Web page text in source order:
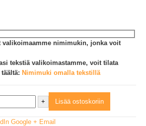
valikoimaamme nimimukin, jonka voit
tekstiä valikoimastamme, voit tilata
Nimimuki omalla tekstillä
+ Lisää ostoskoriin
Google + Email